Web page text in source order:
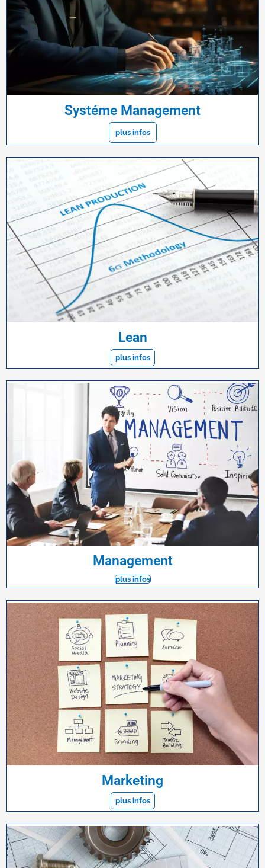
Systéme Management
plus infos
Lean
plus infos
Management
plus infos
Marketing
plus infos